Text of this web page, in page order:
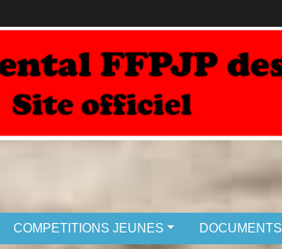
COMPETITIONS JEUNES DOCUMENTS